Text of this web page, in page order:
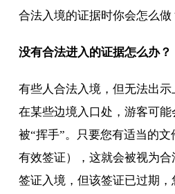
合法入境的证据时你会怎么做
没有合法进入的证据怎么办？
有些人合法入境，但无法出示
在某些边境入口处，游客可能
被“挥手”。只要您有适当的
有效签证），这就会被视为
签证入境，但该签证已过期，